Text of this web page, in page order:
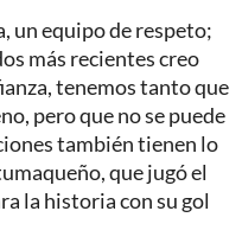
un equipo de respeto;
más recientes creo
tenemos tanto que
pero que no se puede
también tienen lo
que jugó el
la historia con su gol